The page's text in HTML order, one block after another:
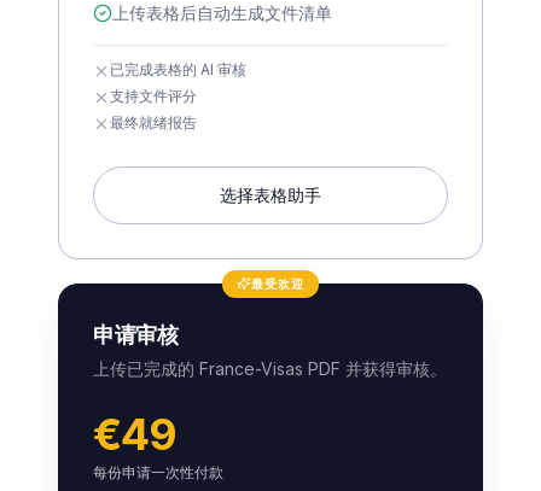
上传表格后自动生成文件清单
已完成表格的 AI 审核
支持文件评分
最终就绪报告
选择表格助手
最受欢迎
申请审核
上传已完成的 France-Visas PDF 并获得审核。
€49
每份申请一次性付款